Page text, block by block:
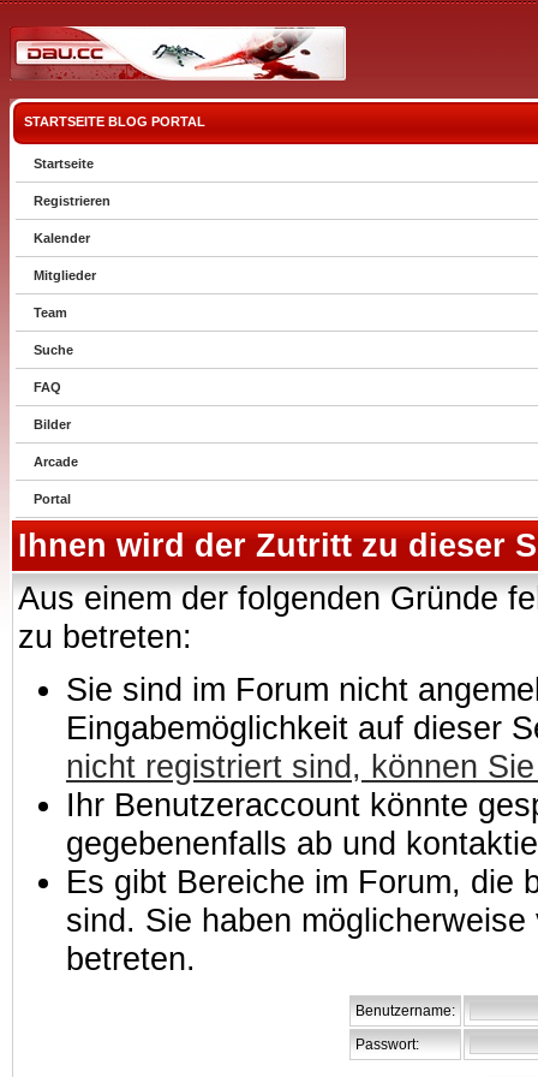
STARTSEITE BLOG PORTAL
Startseite
Registrieren
Kalender
Mitglieder
Team
Suche
FAQ
Bilder
Arcade
Portal
Ihnen wird der Zutritt zu dieser
Aus einem der folgenden Gründe
zu betreten:
Sie sind im Forum nicht
Eingabemöglichkeit auf dieser
nicht registriert sind, können
Ihr Benutzeraccount könnte
gegebenenfalls ab und
Es gibt Bereiche im Forum, die
sind. Sie haben
betreten.
Benutzername:
Passwort: